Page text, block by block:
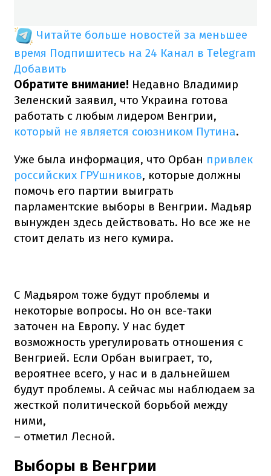
Читайте больше новостей за меньшее
время Подпишитесь на 24 Канал в Telegram
Добавить
Обратите внимание! Недавно Владимир
Зеленский заявил, что Украина готова
работать с любым лидером Венгрии,
который не является союзником Путина.
Уже была информация, что Орбан привлек
российских ГРУшников, которые должны
помочь его партии выиграть
парламентские выборы в Венгрии. Мадьяр
вынужден здесь действовать. Но все же не
стоит делать из него кумира.
С Мадьяром тоже будут проблемы и
некоторые вопросы. Но он все-таки
заточен на Европу. У нас будет
возможность урегулировать отношения с
Венгрией. Если Орбан выиграет, то,
вероятнее всего, у нас и в дальнейшем
будут проблемы. А сейчас мы наблюдаем за
жесткой политической борьбой между
ними,
– отметил Лесной.
Выборы в Венгрии